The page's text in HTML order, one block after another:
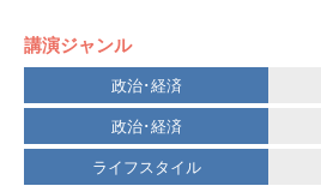
講演ジャンル
政治･経済
政治･経済
ライフスタイル